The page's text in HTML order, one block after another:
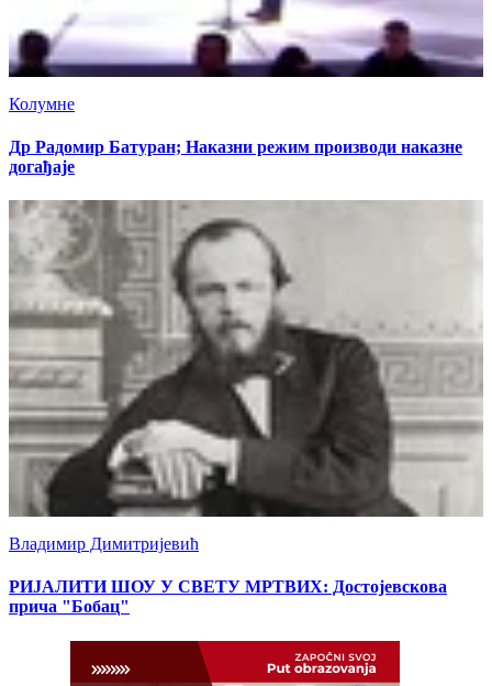
Колумне
Др Радомир Батуран; Наказни режим производи наказне
догађаје
Владимир Димитријевић
РИЈАЛИТИ ШОУ У СВЕТУ МРТВИХ: Достојевскова
прича "Бобац"